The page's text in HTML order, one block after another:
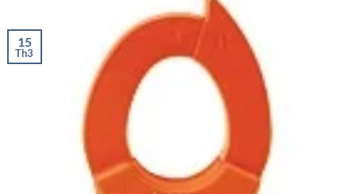
15
Th3